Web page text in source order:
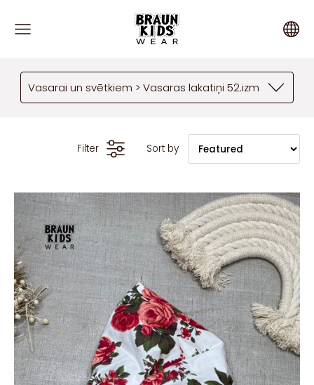
Vasarai un svētkiem > Vasaras lakatiņi 52.izm
Filter Sort by